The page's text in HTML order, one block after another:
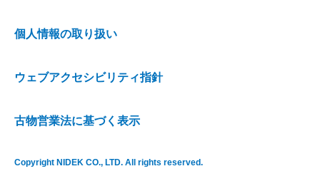
個人情報の取り扱い
ウェブアクセシビリティ指針
古物営業法に基づく表示
Copyright NIDEK CO., LTD. All rights reserved.